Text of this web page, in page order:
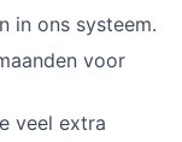
in ons systeem.
voor
veel extra